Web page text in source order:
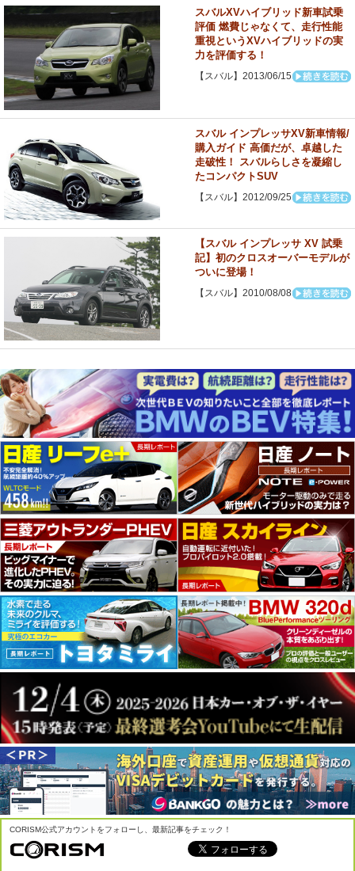
スバルXVハイブリッド新車試乗
評価 燃費じゃなくて、走行性能
重視というXVハイブリッドの実
力を評価する！
【スバル】2013/06/15
スバル インプレッサXV新車情報/
購入ガイド 高価だが、卓越した
走破性！ スバルらしさを凝縮し
たコンパクトSUV
【スバル】2012/09/25
【スバル インプレッサ XV 試乗
記】初のクロスオーバーモデルが
ついに登場！
【スバル】2010/08/08
CORISM公式アカウントをフォローし、最新記事をチェック！